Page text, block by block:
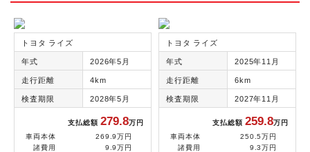
トヨタ ライズ
年式 2026年5月
走行距離 4km
検査期限 2028年5月
支払総額279.8万円
車両本体
269.9万円
諸費用
9.9万円
トヨタ ライズ
年式 2025年11月
走行距離 6km
検査期限 2027年11月
支払総額259.8万円
車両本体
250.5万円
諸費用
9.3万円